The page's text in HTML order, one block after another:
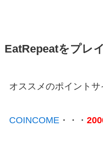
EatRepeatをプレ
オススメのポイントサ
COINCOME・・・